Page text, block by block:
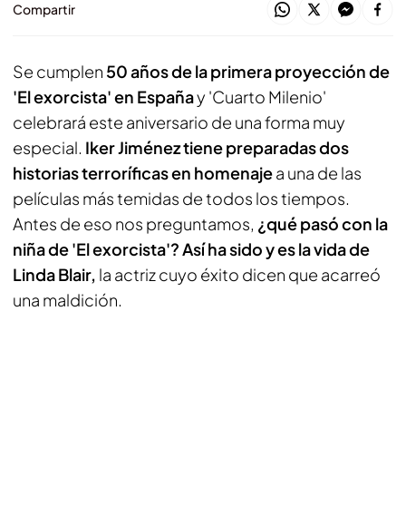
Compartir
Se cumplen 50 años de la primera proyección de
'El exorcista' en Españay 'Cuarto Milenio'
celebrará este aniversario de una forma muy
especial. Iker Jiménez tiene preparadas dos
historias terroríficas en homenajea una de las
películas más temidas de todos los tiempos.
Antes de eso nos preguntamos, ¿qué pasó con la
niña de 'El exorcista'? Así ha sido y es la vida de
Linda Blair, la actriz cuyo éxito dicen que acarreó
una maldición.